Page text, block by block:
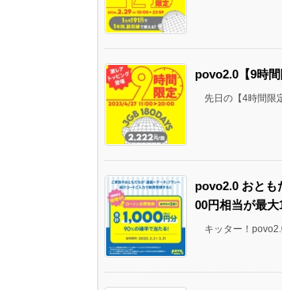
povo2.0【9時
先日の【4時間限
povo2.0 おとも
00円相当が最
キッター！